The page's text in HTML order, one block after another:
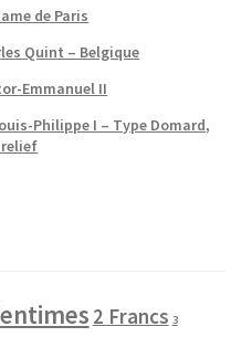
de Paris
Quint – Belgique
Emmanuel II
Philippe I – Type Domard,
relief
2 Francs 3